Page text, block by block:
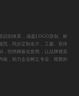
识别体系，涵盖LOGO原创、标
范，同步定制名片、工服、宣传
，拒绝模板化套用，让品牌视觉
核，助力企业树立专业、规整的